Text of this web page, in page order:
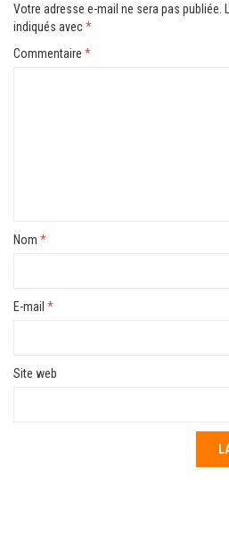
Votre adresse e-mail ne sera pas publiée.
indiqués avec*
Commentaire *
Nom *
E-mail *
Site web